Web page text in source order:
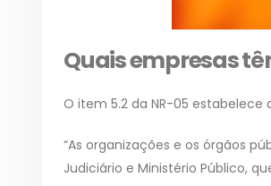
Quais empresas
O item 5.2 da NR-05 estabelece
“As organizações e os órgãos
Judiciário e Ministério Público,